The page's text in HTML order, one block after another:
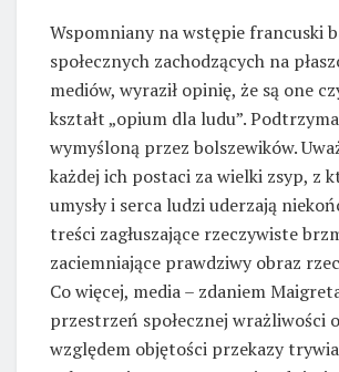
Wspomniany na wstępie francuski
społecznych zachodzących na
mediów, wyraził opinię, że są one
kształt „opium dla ludu”.
wymyśloną przez bolszewików.
każdej ich postaci za wielki zsyp, z
umysły i serca ludzi uderzają
treści zagłuszające rzeczywiste
zaciemniające prawdziwy obraz
Co więcej, media – zdaniem
przestrzeń społecznej wrażliwości
względem objętości przekazy